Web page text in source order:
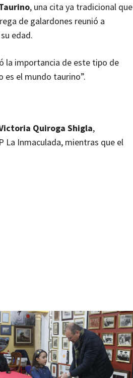
, una cita ya tradicional que
de galardones reunió a
edad.
la importancia de este tipo de
es el mundo taurino”.
Quiroga Shigla,
La Inmaculada, mientras que el